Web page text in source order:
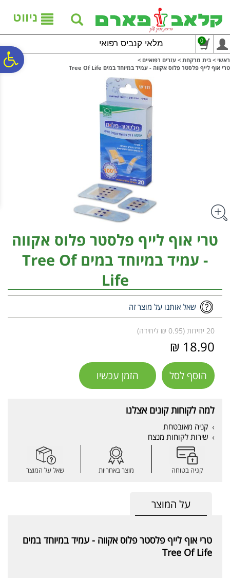
נגישות
אתר
המרכזי
ניווט
מלאי קנביס רפואי 0
ראשי > בית מרקחת > עזרים רפואיים >
טרי אוף לייף פלסטר פלוס אקווה - עמיד במיוחד במים Tree Of Life
טרי אוף לייף פלסטר פלוס אקווה
- עמיד במיוחד במים Tree Of
Life
שאל אותנו על מוצר זה
20 יחידות (0.95 ₪ ליחידה)
18.90 ₪
הוסף לסל הזמן עכשיו
למה לקוחות קונים אצלנו
קניה מאובטחת
שירות לקוחות מנצח
קניה בטוחה מוצר באחריות שאל על המוצר
על המוצר
טרי אוף לייף פלסטר פלוס אקווה - עמיד במיוחד במים
Tree Of Life